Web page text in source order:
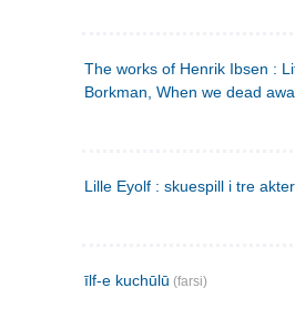
The works of Henrik Ibsen :
Borkman, When we dead
Lille Eyolf : skuespill i tre akter
īlf-e kuchūlū (farsi)